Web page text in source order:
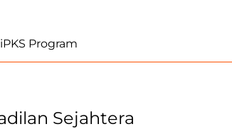
Program
Sejahtera